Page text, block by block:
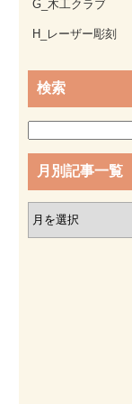
G_木工クラブ
H_レーザー彫刻
検索
月別記事一覧
別